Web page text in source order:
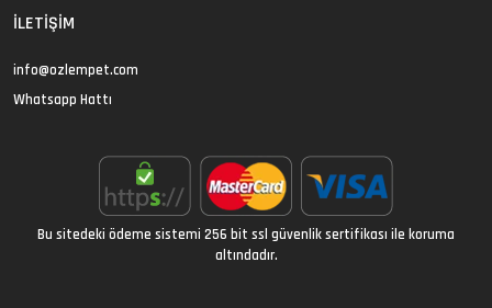
İLETIŞIM
info@ozlempet.com
Whatsapp Hattı
Bu sitedeki ödeme sistemi 256 bit ssl güvenlik sertifikası ile koruma
altındadır.